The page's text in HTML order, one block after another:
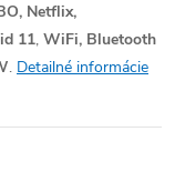
Netflix,
11, WiFi, Bluetooth
. Detailné informácie